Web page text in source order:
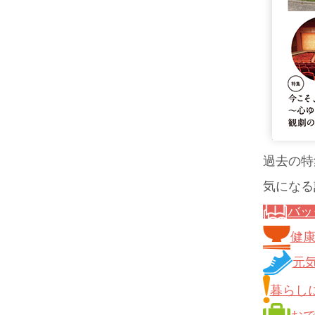
過去の
気にな
バ
健
元
暮らし